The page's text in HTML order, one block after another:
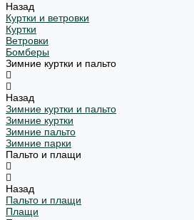
Назад
Куртки и ветровки
Куртки
Ветровки
Бомберы
Зимние куртки и пальто
Назад
Зимние куртки и пальто
Зимние куртки
Зимние пальто
Зимние парки
Пальто и плащи
Назад
Пальто и плащи
Плащи